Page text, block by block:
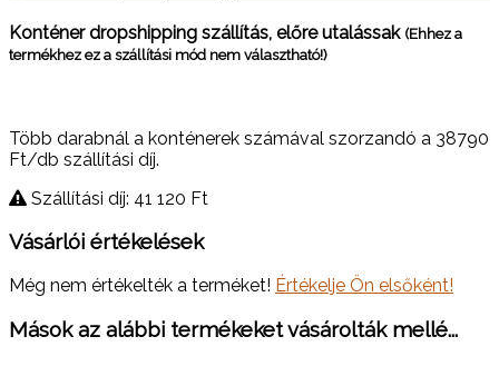
Konténer dropshipping szállítás, előre utalássak (Ehhez a
termékhez ez a szállítási mód nem választható!)
Több darabnál a konténerek számával szorzandó a 38790
Ft/db szállítási díj.
Szállítási díj: 41 120 Ft
Vásárlói értékelések
Még nem értékelték a terméket! Értékelje Ön elsőként!
Mások az alábbi termékeket vásárolták mellé...